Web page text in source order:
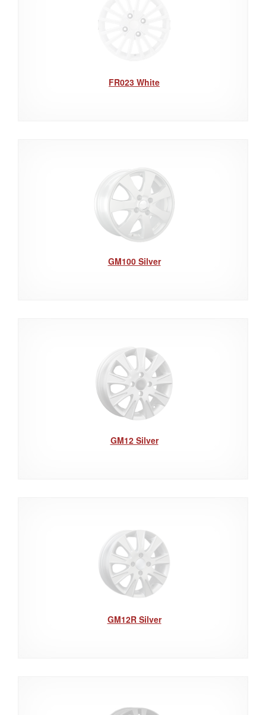
FR023 White
GM100 Silver
GM12 Silver
GM12R Silver